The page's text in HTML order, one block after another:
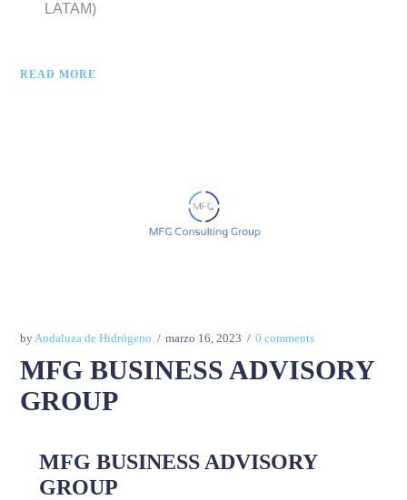
LATAM)
READ MORE
by Andaluza de Hidrógeno marzo 16, 2023 0 comments
MFG BUSINESS ADVISORY
GROUP
MFG BUSINESS ADVISORY
GROUP